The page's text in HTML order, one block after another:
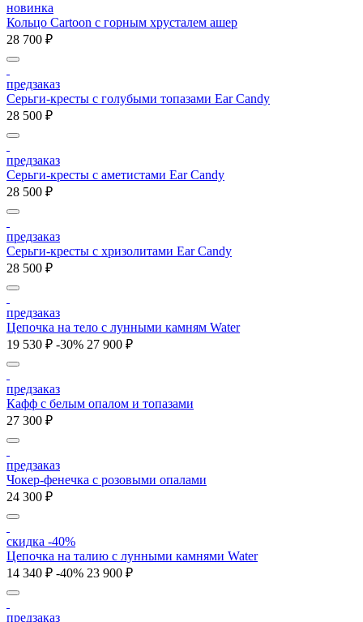
новинка
Кольцо Cartoon c горным хрусталем ашер
28 700 ₽
предзаказ
Серьги-кресты с голубыми топазами Ear Candy
28 500 ₽
предзаказ
Серьги-кресты с аметистами Ear Candy
28 500 ₽
предзаказ
Серьги-кресты с хризолитами Ear Candy
28 500 ₽
предзаказ
Цепочка на тело с лунными камням Water
19 530 ₽ -30% 27 900 ₽
предзаказ
Кафф с белым опалом и топазами
27 300 ₽
предзаказ
Чокер-фенечка с розовыми опалами
24 300 ₽
скидка -40%
Цепочка на талию с лунными камнями Water
14 340 ₽ -40% 23 900 ₽
предзаказ